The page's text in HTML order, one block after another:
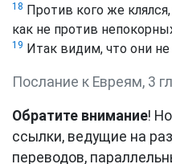
18 Против кого же
как не против
19 Итак видим, что они
Послание к Евреям, 3
Обратите внимание!
ссылки, ведущие на
переводов,